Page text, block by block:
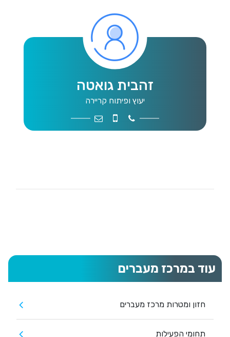
זהבית גואטה
יעוץ ופיתוח קריירה
04-9109046
054-4419733
zeavitg@mwg.org.il
עוד במרכז מעברים
חזון ומטרות מרכז מעברים
תחומי הפעילות